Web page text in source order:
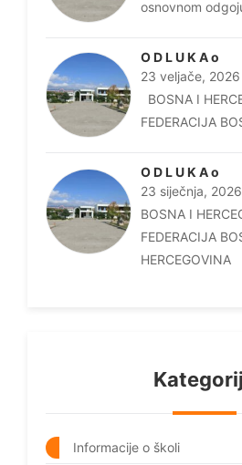
osnovnom
O D L U K A o
23 veljače, 2026
BOSNA I
FEDERACIJA
O D L U K A o
23 siječnja, 2026
BOSNA I
FEDERACIJA
HERCEGOVINA
Informacije o školi